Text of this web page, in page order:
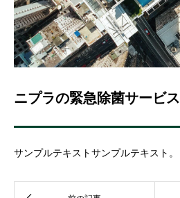
ニプラの緊急除菌サービス
サンプルテキストサンプルテキスト。